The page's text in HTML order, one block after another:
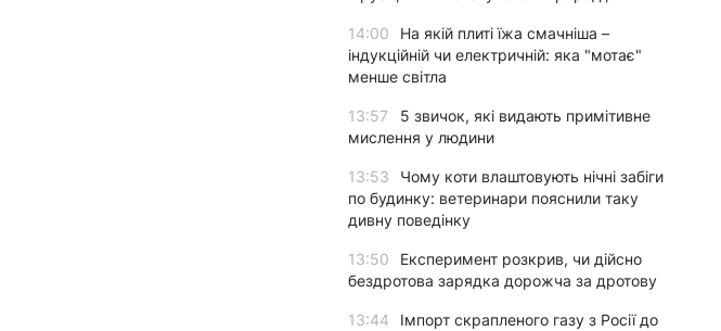
14:00
На якій плиті їжа смачніша –
індукційній чи електричній: яка "мотає"
менше світла
13:57
5 звичок, які видають примітивне
мислення у людини
13:53
Чому коти влаштовують нічні забіги
по будинку: ветеринари пояснили таку
дивну поведінку
13:50
Експеримент розкрив, чи дійсно
бездротова зарядка дорожча за дротову
13:44
Імпорт скрапленого газу з Росії до